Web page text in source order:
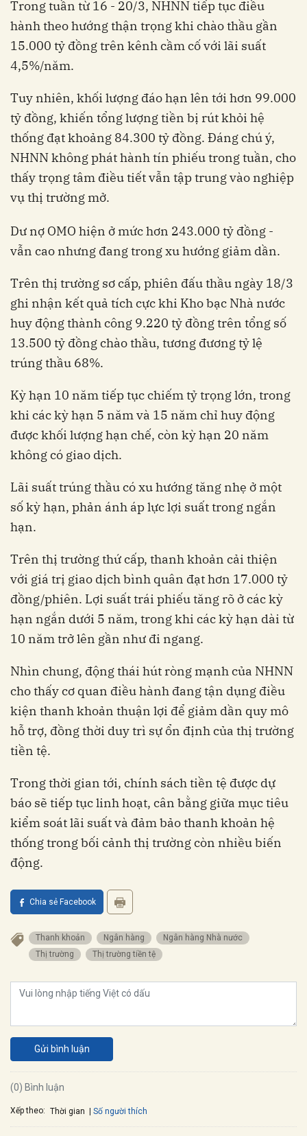
Trong tuần từ 16 - 20/3, NHNN tiếp tục điều
hành theo hướng thận trọng khi chào thầu gần
15.000 tỷ đồng trên kênh cầm cố với lãi suất
4,5%/năm.
Tuy nhiên, khối lượng đáo hạn lên tới hơn 99.000
tỷ đồng, khiến tổng lượng tiền bị rút khỏi hệ
thống đạt khoảng 84.300 tỷ đồng. Đáng chú ý,
NHNN không phát hành tín phiếu trong tuần, cho
thấy trọng tâm điều tiết vẫn tập trung vào nghiệp
vụ thị trường mở.
Dư nợ OMO hiện ở mức hơn 243.000 tỷ đồng -
vẫn cao nhưng đang trong xu hướng giảm dần.
Trên thị trường sơ cấp, phiên đấu thầu ngày 18/3
ghi nhận kết quả tích cực khi Kho bạc Nhà nước
huy động thành công 9.220 tỷ đồng trên tổng số
13.500 tỷ đồng chào thầu, tương đương tỷ lệ
trúng thầu 68%.
Kỳ hạn 10 năm tiếp tục chiếm tỷ trọng lớn, trong
khi các kỳ hạn 5 năm và 15 năm chỉ huy động
được khối lượng hạn chế, còn kỳ hạn 20 năm
không có giao dịch.
Lãi suất trúng thầu có xu hướng tăng nhẹ ở một
số kỳ hạn, phản ánh áp lực lợi suất trong ngắn
hạn.
Trên thị trường thứ cấp, thanh khoản cải thiện
với giá trị giao dịch bình quân đạt hơn 17.000 tỷ
đồng/phiên. Lợi suất trái phiếu tăng rõ ở các kỳ
hạn ngắn dưới 5 năm, trong khi các kỳ hạn dài từ
10 năm trở lên gần như đi ngang.
Nhìn chung, động thái hút ròng mạnh của NHNN
cho thấy cơ quan điều hành đang tận dụng điều
kiện thanh khoản thuận lợi để giảm dần quy mô
hỗ trợ, đồng thời duy trì sự ổn định của thị trường
tiền tệ.
Trong thời gian tới, chính sách tiền tệ được dự
báo sẽ tiếp tục linh hoạt, cân bằng giữa mục tiêu
kiểm soát lãi suất và đảm bảo thanh khoản hệ
thống trong bối cảnh thị trường còn nhiều biến
động.
Chia sẻ Facebook
Thanh khoản Ngân hàng
Ngân hàng Nhà nước
Thị trường
Thị trường tiền tệ
Gửi bình luận
(0) Bình luận
Xếp theo: Thời gian Số người thích